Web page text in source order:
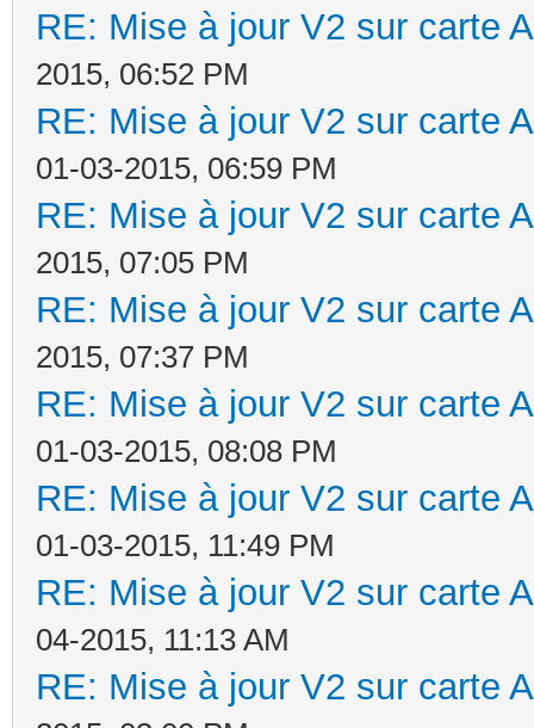
RE: Mise à jour V2 sur carte
2015, 06:52 PM
RE: Mise à jour V2 sur carte
01-03-2015, 06:59 PM
RE: Mise à jour V2 sur carte
2015, 07:05 PM
RE: Mise à jour V2 sur carte
2015, 07:37 PM
RE: Mise à jour V2 sur carte
01-03-2015, 08:08 PM
RE: Mise à jour V2 sur carte
01-03-2015, 11:49 PM
RE: Mise à jour V2 sur carte
04-2015, 11:13 AM
RE: Mise à jour V2 sur carte